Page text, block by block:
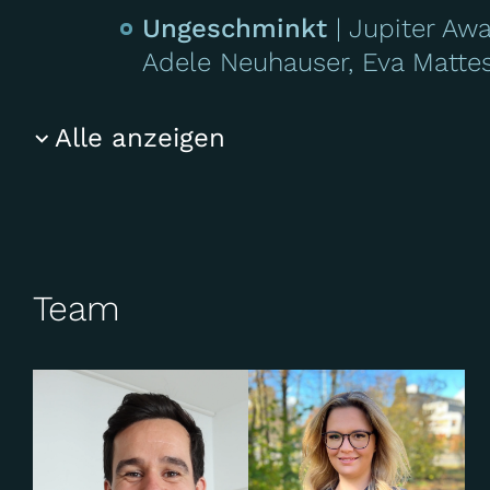
Plötzlich Schwiegervater
Ungeschminkt
Der
Ungeschminkt Jupiter
Adele Neuhauser, Eva
Alle anzeigen
Team